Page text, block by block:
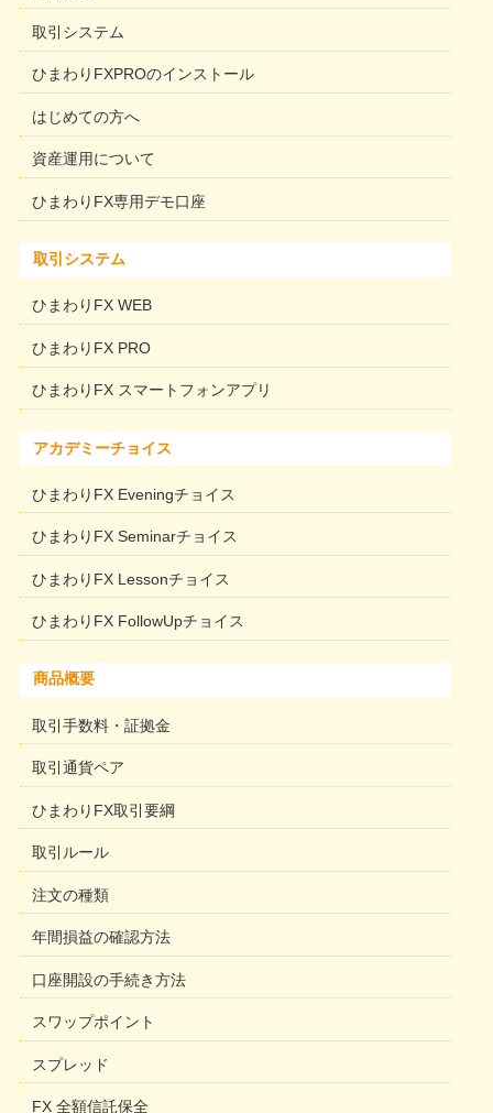
取引システム
ひまわりFXPROのインストール
はじめての方へ
資産運用について
ひまわりFX専用デモ口座
取引システム
ひまわりFX WEB
ひまわりFX PRO
ひまわりFX スマートフォンアプリ
アカデミーチョイス
ひまわりFX Eveningチョイス
ひまわりFX Seminarチョイス
ひまわりFX Lessonチョイス
ひまわりFX FollowUpチョイス
商品概要
取引手数料・証拠金
取引通貨ペア
ひまわりFX取引要綱
取引ルール
注文の種類
年間損益の確認方法
口座開設の手続き方法
スワップポイント
スプレッド
FX 全額信託保全